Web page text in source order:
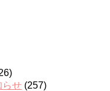
らせ (257)